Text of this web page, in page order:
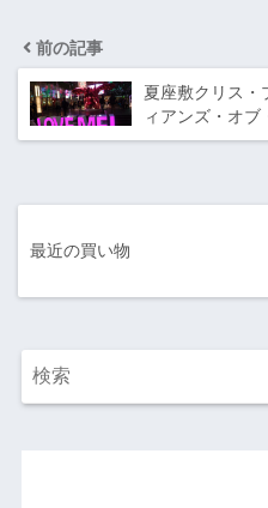
前の記事
夏座敷クリス・
ィアンズ・オブ
最近の買い物